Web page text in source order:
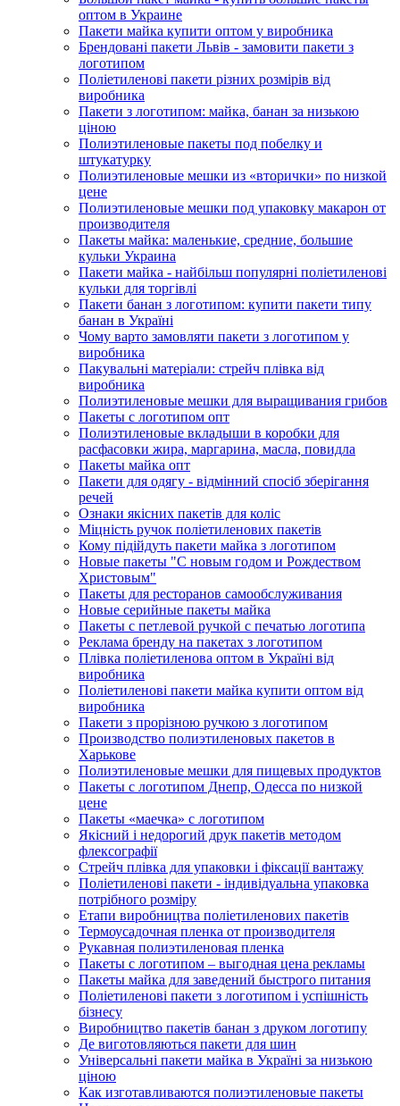
оптом в Украине
Пакети майка купити оптом у виробника
Брендовані пакети Львів - замовити пакети з
логотипом
Поліетиленові пакети різних розмірів від
виробника
Пакети з логотипом: майка, банан за низькою
ціною
Полиэтиленовые пакеты под побелку и
штукатурку
Полиэтиленовые мешки из «вторички» по низкой
цене
Полиэтиленовые мешки под упаковку макарон от
производителя
Пакеты майка: маленькие, средние, большие
кульки Украина
Пакети майка - найбільш популярні поліетиленові
кульки для торгівлі
Пакети банан з логотипом: купити пакети типу
банан в Україні
Чому варто замовляти пакети з логотипом у
виробника
Пакувальні матеріали: стрейч плівка від
виробника
Полиэтиленовые мешки для выращивания грибов
Пакеты с логотипом опт
Полиэтиленовые вкладыши в коробки для
расфасовки жира, маргарина, масла, повидла
Пакеты майка опт
Пакети для одягу - відмінний спосіб зберігання
речей
Ознаки якісних пакетів для коліс
Міцність ручок поліетиленових пакетів
Кому підійдуть пакети майка з логотипом
Новые пакеты "С новым годом и Рождеством
Христовым"
Пакеты для ресторанов самообслуживания
Новые серийные пакеты майка
Пакеты с петлевой ручкой с печатью логотипа
Реклама бренду на пакетах з логотипом
Плівка поліетиленова оптом в Україні від
виробника
Поліетиленові пакети майка купити оптом від
виробника
Пакети з прорізною ручкою з логотипом
Производство полиэтиленовых пакетов в
Харькове
Полиэтиленовые мешки для пищевых продуктов
Пакеты с логотипом Днепр, Одесса по низкой
цене
Пакеты «маечка» с логотипом
Якісний і недорогий друк пакетів методом
флексографії
Стрейч плівка для упаковки і фіксації вантажу
Поліетиленові пакети - індивідуальна упаковка
потрібного розміру
Етапи виробництва поліетиленових пакетів
Термоусадочная пленка от производителя
Рукавная полиэтиленовая пленка
Пакеты с логотипом – выгодная цена рекламы
Пакеты майка для заведений быстрого питания
Поліетиленові пакети з логотипом і успішність
бізнесу
Виробництво пакетів банан з друком логотипу
Де виготовляються пакети для шин
Універсальні пакети майка в Україні за низькою
ціною
Как изготавливаются полиэтиленовые пакеты